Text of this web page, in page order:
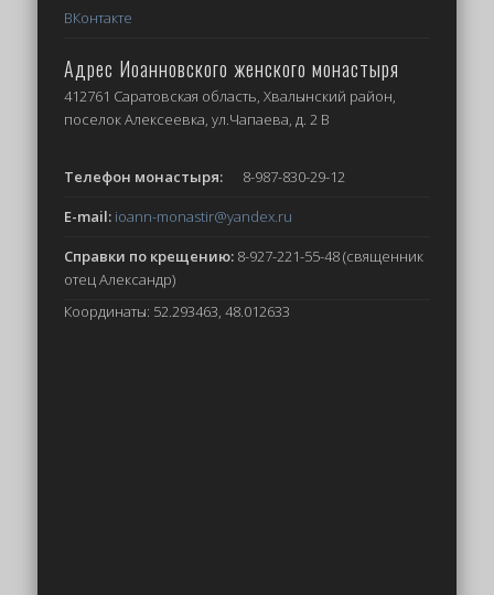
ВКонтакте
Адрес Иоанновского женского монастыря
412761 Саратовская область, Хвалынский район,
поселок Алексеевка, ул.Чапаева, д. 2 В
Телефон монастыря:
8-987-830-29-12
E-mail: ioann-monastir@yandex.ru
Справки по крещению: 8-927-221-55-48 (священник
отец Александр)
Координаты: 52.293463, 48.012633